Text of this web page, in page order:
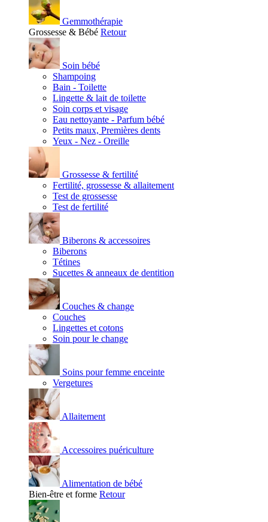
Gemmothérapie
Grossesse & Bébé Retour
Soin bébé
Shampoing
Bain - Toilette
Lingette & lait de toilette
Soin corps et visage
Eau nettoyante - Parfum bébé
Petits maux, Premières dents
Yeux - Nez - Oreille
Grossesse & fertilité
Fertilité, grossesse & allaitement
Test de grossesse
Test de fertilité
Biberons & accessoires
Biberons
Tétines
Sucettes & anneaux de dentition
Couches & change
Couches
Lingettes et cotons
Soin pour le change
Soins pour femme enceinte
Vergetures
Allaitement
Accessoires puériculture
Alimentation de bébé
Bien-être et forme Retour